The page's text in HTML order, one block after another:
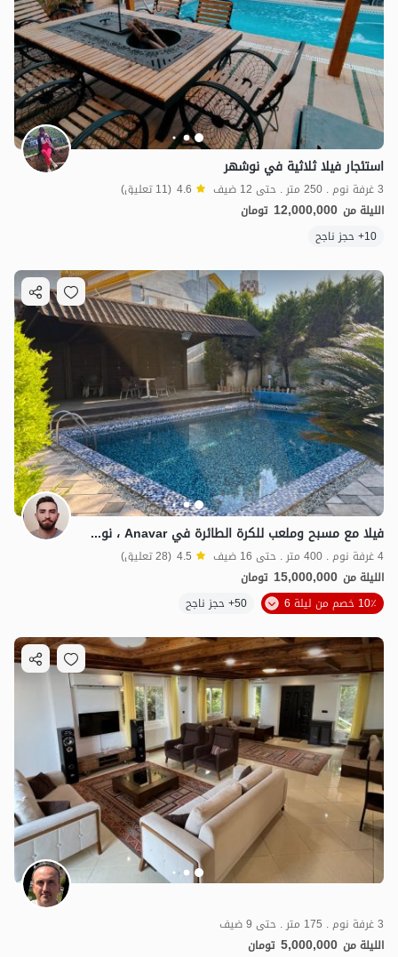
استئجار فيلا ثلاثية في نوشهر
3 غرفة نوم . 250 متر . حتى 12 ضيف 4.6 (11 تعليق)
الليلة من 12,000,000 تومان
10+ حجز ناجح
فيلا مع مسبح وملعب للكرة الطائرة في Anavar ، نوشهر
4 غرفة نوم . 400 متر . حتى 16 ضيف 4.5 (28 تعليق)
الليلة من 15,000,000 تومان
10٪ خصم من ليلة 6
50+ حجز ناجح
3 غرفة نوم . 175 متر . حتى 9 ضيف
الليلة من 5,000,000 تومان